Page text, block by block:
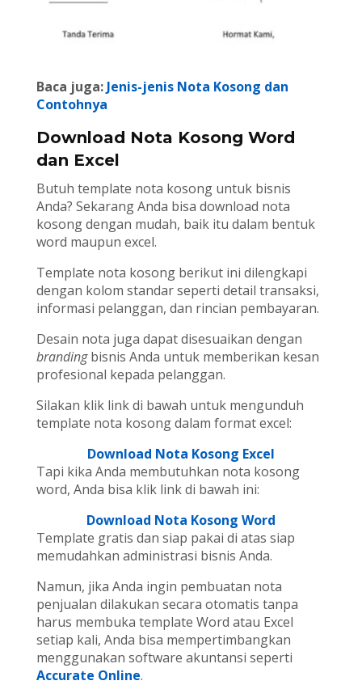
Baca juga: Jenis-jenis Nota Kosong dan
Contohnya
Download Nota Kosong Word
dan Excel
Butuh template nota kosong untuk bisnis
Anda? Sekarang Anda bisa download nota
kosong dengan mudah, baik itu dalam bentuk
word maupun excel.
Template nota kosong berikut ini dilengkapi
dengan kolom standar seperti detail transaksi,
informasi pelanggan, dan rincian pembayaran.
Desain nota juga dapat disesuaikan dengan
brandingbisnis Anda untuk memberikan kesan
profesional kepada pelanggan.
Silakan klik link di bawah untuk mengunduh
template nota kosong dalam format excel:
Download Nota Kosong Excel
Tapi kika Anda membutuhkan nota kosong
word, Anda bisa klik link di bawah ini:
Download Nota Kosong Word
Template gratis dan siap pakai di atas siap
memudahkan administrasi bisnis Anda.
Namun, jika Anda ingin pembuatan nota
penjualan dilakukan secara otomatis tanpa
harus membuka template Word atau Excel
setiap kali, Anda bisa mempertimbangkan
menggunakan software akuntansi seperti
Accurate Online.